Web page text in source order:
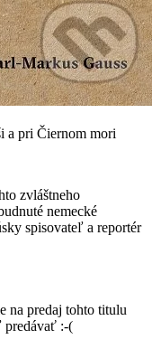
a pri Čiernom mori
zvláštneho
nemecké
spisovateľ a reportér
na predaj tohto titulu
predávať :-(